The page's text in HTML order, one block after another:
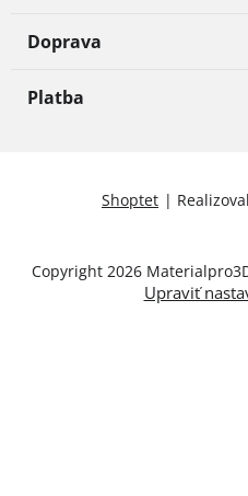
Doprava
Platba
Shoptet | Realizoval
Copyright 2026
Upraviť